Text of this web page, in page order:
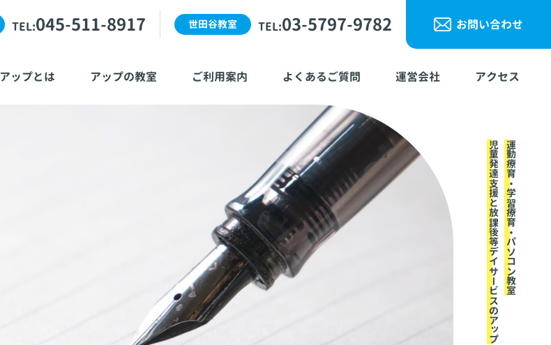
TEL:045-511-8917 世田谷教室 TEL:03-5797-9782 お問い合わせ
アップとは アップの教室 ご利用案内 よくあるご質問 運営会社 アクセス
運動療育・学習療育・パソコン教室
児童発達支援と放課後等デイサービスのアップ